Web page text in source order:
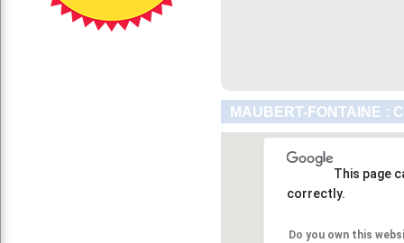
MAUBERT-FONTAINE :
This page
correctly.
Do you own this